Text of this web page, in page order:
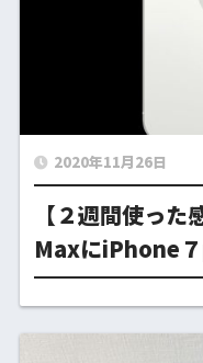
2020年11月26日
【２週間使っ
MaxにiPhone